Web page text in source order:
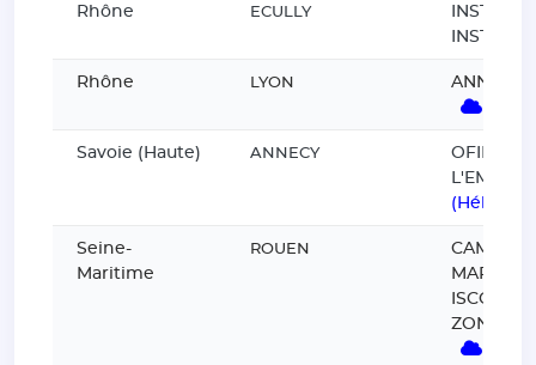
Rhône ECULLY
INSTITUT
INSTITUT
Rhône LYON
ANNEE
Savoie (Haute) ANNECY
OFIL
L'EMPLOI
Seine-
Maritime
ROUEN
CAMPUS
MARC
ISCOM,
ZONE 01,